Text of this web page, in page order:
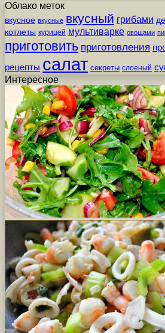
Облако меток
вкусное вкусные вкусный грибами
котлеты курицей мультиварке овощами
приготовить приготовления
рецепты салат секреты слоеный
Интересное